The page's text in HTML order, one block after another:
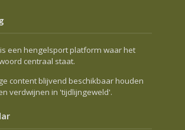
een hengelsport platform waar het
centraal staat.
content blijvend beschikbaar houden
verdwijnen in 'tijdlijngeweld'.